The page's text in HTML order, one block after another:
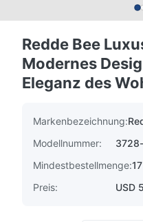
Redde Bee
Modernes
Eleganz des
Markenbezeichnung:
Modellnummer:
Mindestbestellmenge:
Preis:
USD